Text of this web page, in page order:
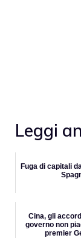
Leggi
Fuga di capitali
Cina, gli
governo non
premier